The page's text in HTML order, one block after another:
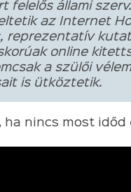
felelős állami
az Internet
reprezentatív
online
a szülői
is ütköztetik.
nincs most időd